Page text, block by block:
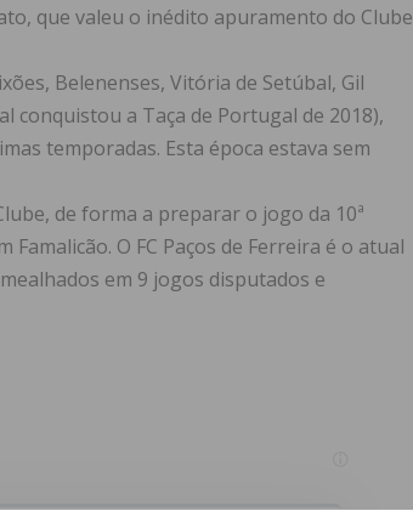
que valeu o inédito apuramento do Clube
Belenenses, Vitória de Setúbal, Gil
conquistou a Taça de Portugal de 2018),
temporadas. Esta época estava sem
de forma a preparar o jogo da 10ª
O FC Paços de Ferreira é o atual
em 9 jogos disputados e